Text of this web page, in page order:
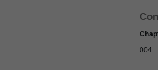
004